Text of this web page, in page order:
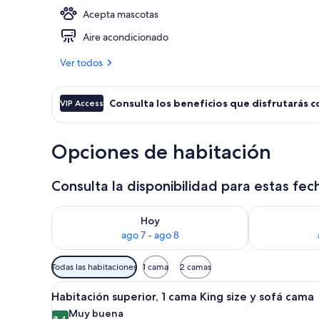
Acepta mascotas
Aire acondicionado
Ver todos
VIP Access Consulta los beneficios que disfrutarás
Opciones de habitación
Consulta la disponibilidad para estas
Hoy
ago 7 - ago 8
Consulta la disponibilidad para hoy ago 7 - ago 8
Consulta la
Filtros
disponibles
para
las
Todas las habitaciones 1 cama 2 camas
Abrir
todas
Habitación de hotel
8
Habitación superior, 1 cama King size y sofá cama
Muy buena